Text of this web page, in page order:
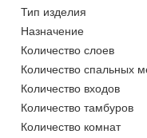
Тип изделия
Назначение
Количество слоев
Количество спальных
Количество входов
Количество тамбуров
Количество комнат